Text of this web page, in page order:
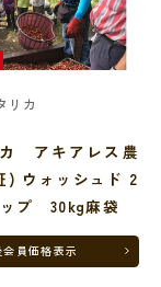
があり、スペシャル
リカ
アキアレス農
) ウォッシュド 2
プ 30kg麻袋
会員価格表示